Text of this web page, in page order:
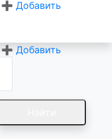
➕ Добавить
➕ Добавить